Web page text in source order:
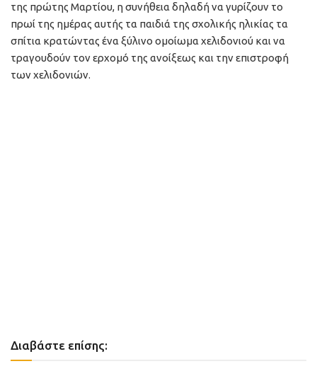
της πρώτης Μαρτίου, η συνήθεια δηλαδή να γυρίζουν το
πρωί της ημέρας αυτής τα παιδιά της σχολικής ηλικίας τα
σπίτια κρατώντας ένα ξύλινο ομοίωμα χελιδονιού και να
τραγουδούν τον ερχομό της ανοίξεως και την επιστροφή
των χελιδονιών.
Διαβάστε επίσης: